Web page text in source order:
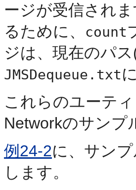
ージが受信され
るために、
count
ジは、現在のパ
JMSDequeue.txt
これらのユーテ
Networkのサンプ
例24-2に、サン
します。